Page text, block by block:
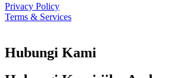
Privacy Policy
Terms & Services
Hubungi Kami